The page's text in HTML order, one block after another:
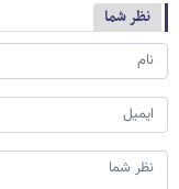
نظر شما